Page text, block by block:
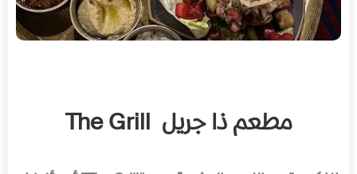
مطعم ذا جريل The Grill